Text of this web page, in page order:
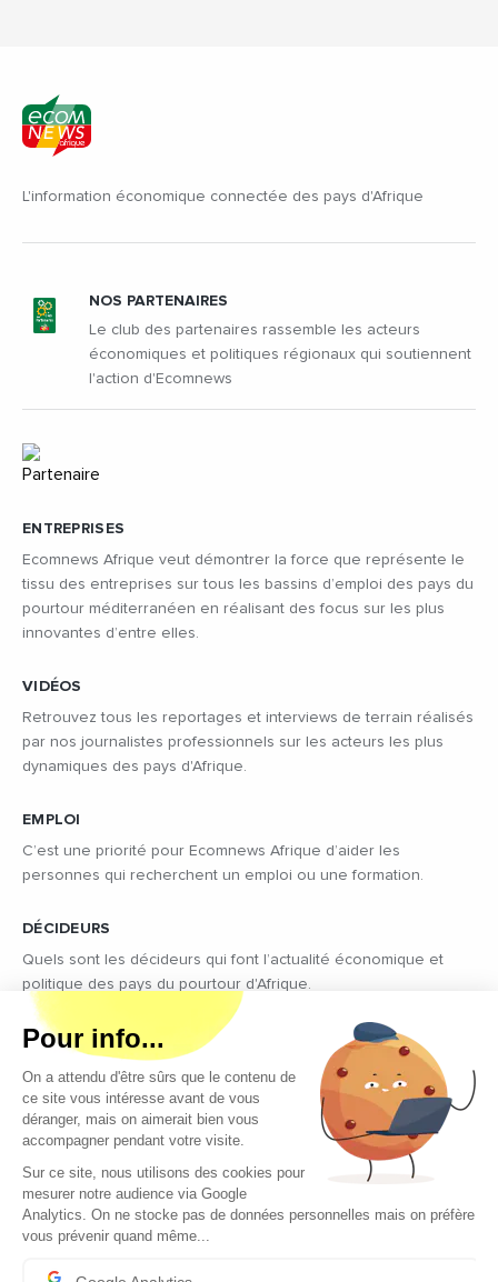
L'information économique connectée des pays d'Afrique
ENTREPRISES
Ecomnews Afrique veut démontrer la force que représente le
tissu des entreprises sur tous les bassins d’emploi des pays du
pourtour méditerranéen en réalisant des focus sur les plus
innovantes d’entre elles.
VIDÉOS
Retrouvez tous les reportages et interviews de terrain réalisés
par nos journalistes professionnels sur les acteurs les plus
dynamiques des pays d'Afrique.
EMPLOI
C’est une priorité pour Ecomnews Afrique d’aider les
personnes qui recherchent un emploi ou une formation.
DÉCIDEURS
Quels sont les décideurs qui font l’actualité économique et
politique des pays du pourtour d'Afrique.
NOS PARTENAIRES
Le club des partenaires rassemble les acteurs
économiques et politiques régionaux qui soutiennent
l'action d'Ecomnews
Copyright © 2026 - Tous droits réservés
Qui sommes-nous ?
Contact